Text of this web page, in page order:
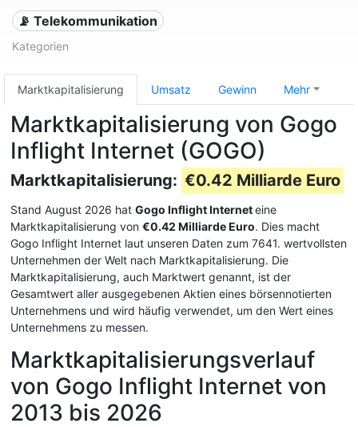
📡 Telekommunikation
Kategorien
Marktkapitalisierung Umsatz Gewinn Mehr
Marktkapitalisierung von Gogo
Inflight Internet (GOGO)
Marktkapitalisierung: €0.42 Milliarde Euro
Stand August 2026 hat Gogo Inflight Interneteine
Marktkapitalisierung von €0.42 Milliarde Euro. Dies macht
Gogo Inflight Internet laut unseren Daten zum 7641. wertvollsten
Unternehmen der Welt nach Marktkapitalisierung. Die
Marktkapitalisierung, auch Marktwert genannt, ist der
Gesamtwert aller ausgegebenen Aktien eines börsennotierten
Unternehmens und wird häufig verwendet, um den Wert eines
Unternehmens zu messen.
Marktkapitalisierungsverlauf
von Gogo Inflight Internet von
2013 bis 2026